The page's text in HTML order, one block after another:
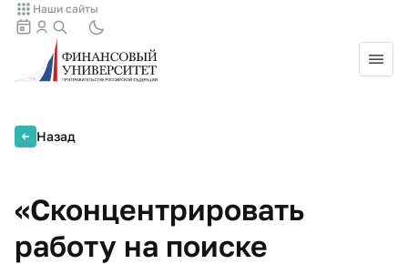
Наши сайты
Назад
«Сконцентрировать
работу на поиске